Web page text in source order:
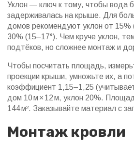
Уклон — ключ к тому, чтобы вода
задерживалась на крыше. Для
домов рекомендуют уклон от 15%
30% (15–17°). Чем круче уклон,
подтёков, но сложнее монтаж и
Чтобы посчитать площадь,
проекции крыши, умножьте их, а
коэффициент 1,15–1,25
дом 10 м × 12 м, уклон 20%.
144 м². Заказывайте материал с
Монтаж кровли